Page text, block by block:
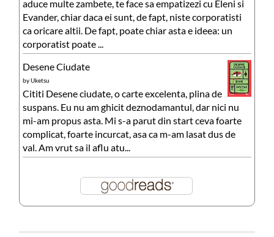
aduce multe zambete, te face sa empatizezi cu Eleni si
Evander, chiar daca ei sunt, de fapt, niste corporatisti
ca oricare altii. De fapt, poate chiar asta e ideea: un
corporatist poate ...
Desene Ciudate
byUketsu
Cititi Desene ciudate, o carte excelenta, plina de
suspans. Eu nu am ghicit deznodamantul, dar nici nu
mi-am propus asta. Mi s-a parut din start ceva foarte
complicat, foarte incurcat, asa ca m-am lasat dus de
val. Am vrut sa il aflu atu...